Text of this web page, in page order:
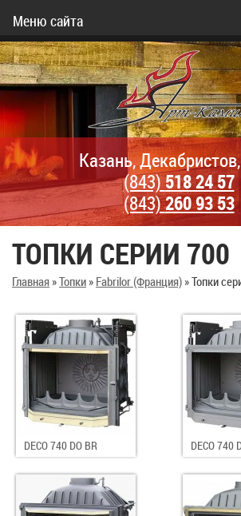
Меню сайта
Казань,
(843)518 24 57
(843)260 93 53
ТОПКИ СЕРИИ 700
Главная»Топки» Fabrilor (Франция)»Топки
DECO 740 DO BR DECO 740